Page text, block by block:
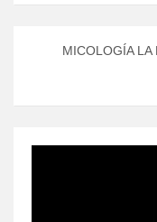
MICOLOGÍA LA